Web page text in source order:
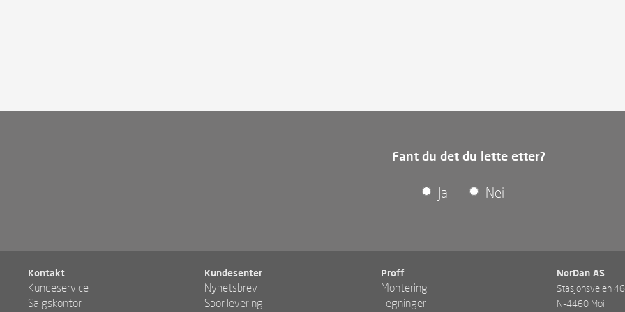
Fant du det du lette etter?
Ja Nei
Kontakt
Kundeservice
Salgskontor
Kundesenter
Nyhetsbrev
Spor levering
Proff
Montering
Tegninger
NorDan AS
Stasjonsveien 46
N-4460 Moi